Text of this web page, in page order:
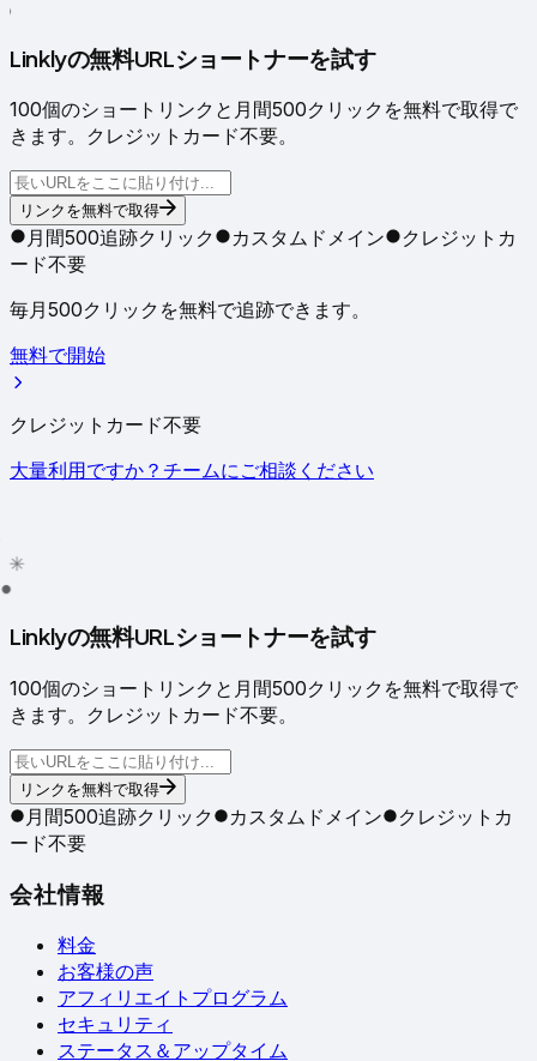
●
Linklyの無料URLショートナーを試す
100個のショートリンクと月間500クリックを無料で取得で
きます。クレジットカード不要。
リンクを無料で取得
月間500追跡クリック カスタムドメイン
クレジットカ
ード不要
毎月500クリックを無料で追跡できます。
無料で開始
クレジットカード不要
大量利用ですか？チームにご相談ください
●
Linklyの無料URLショートナーを試す
100個のショートリンクと月間500クリックを無料で取得で
きます。クレジットカード不要。
リンクを無料で取得
月間500追跡クリック カスタムドメイン
クレジットカ
ード不要
会社情報
料金
お客様の声
アフィリエイトプログラム
セキュリティ
ステータス＆アップタイム